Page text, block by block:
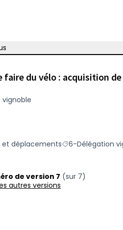
faire du vélo : acquisition de
du défi principal : Mobilités
et déplacementsFiltrer les
6-Délégation
de version 7 (sur 7)
autres versions